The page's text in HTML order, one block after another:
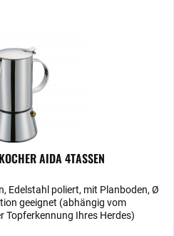
AIDA 4TASSEN
Edelstahl poliert, mit Planboden, Ø
geeignet (abhängig vom
Topferkennung Ihres Herdes)